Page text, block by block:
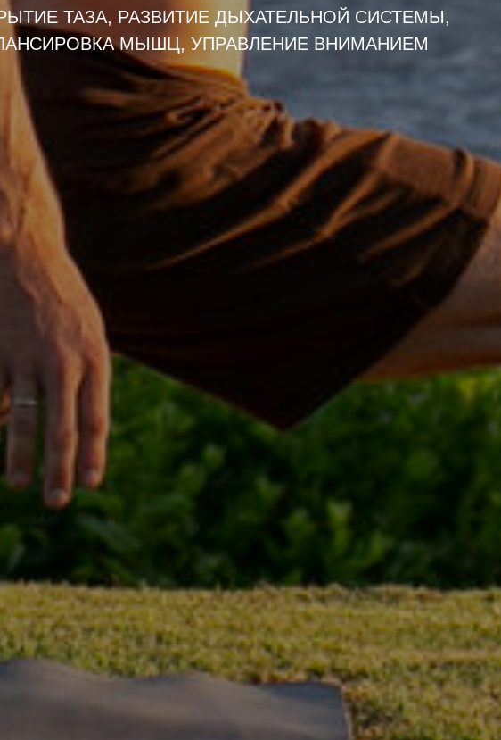
ТАЗА, РАЗВИТИЕ ДЫХАТЕЛЬНОЙ СИСТЕМЫ,
МЫШЦ, УПРАВЛЕНИЕ ВНИМАНИЕМ